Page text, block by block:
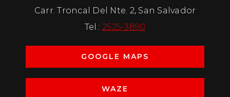
Carr. Troncal Del Nte. 2, San Salvador
Tel.:2525-3890
GOOGLE MAPS
WAZE